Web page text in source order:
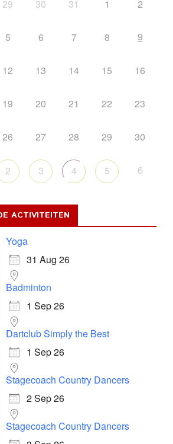
29 30 31 1 2
5 6 7 8 9
12 13 14 15 16
19 20 21 22 23
26 27 28 29 30
2 3 4 5 6
ACTIVITEITEN
Yoga
31 Aug 26
Badminton
1 Sep 26
Dartclub Simply the Best
1 Sep 26
Stagecoach Country Dancers
2 Sep 26
Stagecoach Country Dancers